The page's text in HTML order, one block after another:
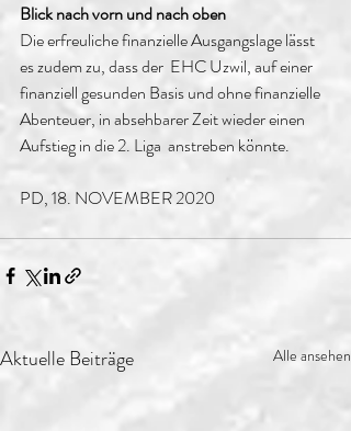
Blick nach vorn und nach oben
Die erfreuliche finanzielle Ausgangslage lässt
es zudem zu, dass der  EHC Uzwil, auf einer
finanziell gesunden Basis und ohne finanzielle
Abenteuer, in absehbarer Zeit wieder einen
Aufstieg in die 2. Liga  anstreben könnte.
PD, 18. NOVEMBER 2020
Aktuelle Beiträge Alle ansehen